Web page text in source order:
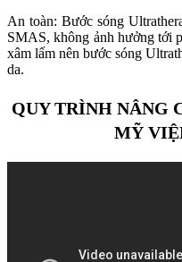
An toàn: Bước sóng
SMAS, không ảnh hưởng tới
xâm lấm nên bước sóng
da.
QUY TRÌNH NÂNG
MỸ